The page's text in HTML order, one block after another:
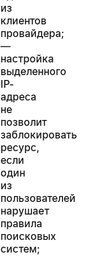
из
клиентов
провайдера;
—
настройка
выделенного
IP-
адреса
не
позволит
заблокировать
ресурс,
если
один
из
пользователей
нарушает
правила
поисковых
систем;